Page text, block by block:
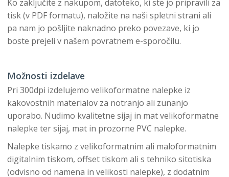
Ko zaključite z nakupom, datoteko, ki ste jo pripravili za
tisk (v PDF formatu), naložite na naši spletni strani ali
pa nam jo pošljite naknadno preko povezave, ki jo
boste prejeli v našem povratnem e-sporočilu.
Možnosti izdelave
Pri 300dpi izdelujemo velikoformatne nalepke iz
kakovostnih materialov za notranjo ali zunanjo
uporabo. Nudimo kvalitetne sijaj in mat velikoformatne
nalepke ter sijaj, mat in prozorne PVC nalepke.
Nalepke tiskamo z velikoformatnim ali maloformatnim
digitalnim tiskom, offset tiskom ali s tehniko sitotiska
(odvisno od namena in velikosti nalepke), z dodatnim